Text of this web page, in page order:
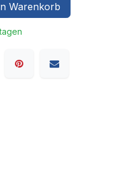
Warenkorb